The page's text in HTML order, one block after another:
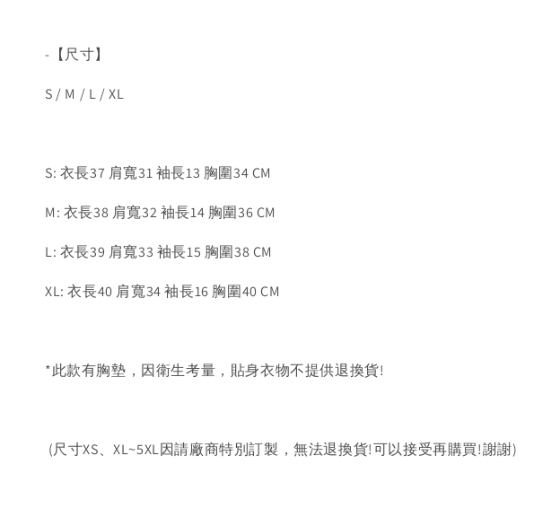
-【尺寸】
S / M / L / XL
S: 衣長37 肩寬31 袖長13 胸圍34 CM
M: 衣長38 肩寬32 袖長14 胸圍36 CM
L: 衣長39 肩寬33 袖長15 胸圍38 CM
XL: 衣長40 肩寬34 袖長16 胸圍40 CM
*此款有胸墊，因衛生考量，貼身衣物不提供退換貨!
(尺寸XS、XL~5XL因請廠商特別訂製，無法退換貨!可以接受再購買!謝謝)